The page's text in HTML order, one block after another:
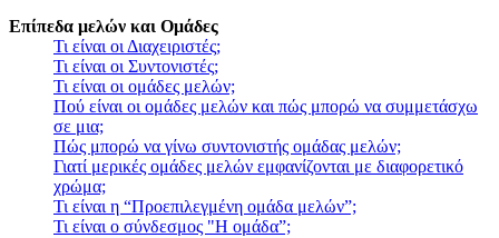
Επίπεδα μελών και Ομάδες
Τι είναι οι Διαχειριστές;
Τι είναι οι Συντονιστές;
Τι είναι οι ομάδες μελών;
Πού είναι οι ομάδες μελών και πώς μπορώ να συμμετάσχω
σε μια;
Πώς μπορώ να γίνω συντονιστής ομάδας μελών;
Γιατί μερικές ομάδες μελών εμφανίζονται με διαφορετικό
χρώμα;
Τι είναι η “Προεπιλεγμένη ομάδα μελών”;
Τι είναι ο σύνδεσμος "Η ομάδα”;